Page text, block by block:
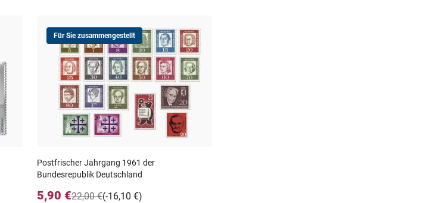
Für Sie zusammengestellt
Postfrischer Jahrgang 1961 der
Bundesrepublik Deutschland
5,90 € (-16,10 €)
22,00 €